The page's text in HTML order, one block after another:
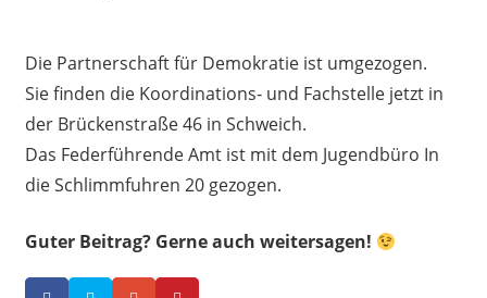
Die Partnerschaft für Demokratie ist umgezogen.
Sie finden die Koordinations- und Fachstelle jetzt in
der Brückenstraße 46 in Schweich.
Das Federführende Amt ist mit dem Jugendbüro In
die Schlimmfuhren 20 gezogen.
Guter Beitrag? Gerne auch weitersagen!